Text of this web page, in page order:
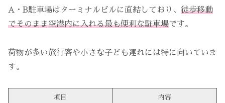
A・B駐車場はターミナルビルに直結しており、 徒歩移動
でそのまま空港内に入れる最も便利な駐車場です。
荷物が多い旅行客や小さな子ども連れには特に向いていま
す。
項目 内容